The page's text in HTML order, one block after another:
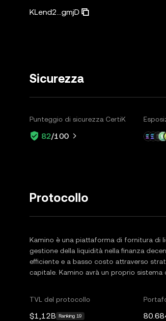
KLend2...gmjD
Sicurezza
Punteggio di sicurezza CertiK
82/100
Protocollo
Kamino è una piattaforma di fornitura di
gestione della liquidità nella finanza
efficiente e a basso costo attraverso
capitale. Kamino avrà un proprio
TVL del protocollo
$1,12B Ranking 19